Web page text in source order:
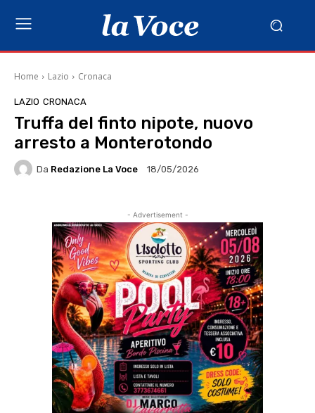
Home Lazio Cronaca
LAZIO CRONACA
Truffa del finto nipote, nuovo
arresto a Monterotondo
Da Redazione La Voce 18/05/2026
- Advertisement -